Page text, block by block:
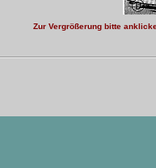
Zur Vergrößerung bitte